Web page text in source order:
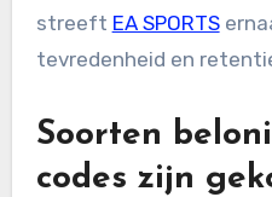
streeft EA SPORTS
tevredenheid en
Soorten
codes zijn